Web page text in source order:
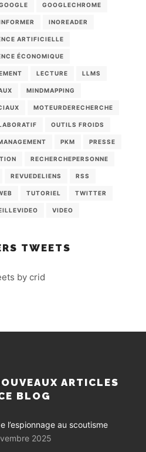
GOOGLECHROME
INOREADER
ARTIFICIELLE
ÉCONOMIQUE
LECTURE LLMS
MINDMAPPING
MOTEURDERECHERCHE
OUTILS FROIDS
PKM PRESSE
RECHERCHEPERSONNE
REVUEDELIENS RSS
TUTORIEL TWITTER
VIDEO
TWEETS
by crid
ARTICLES
BLOG
l’espionnage au scoutisme
2025